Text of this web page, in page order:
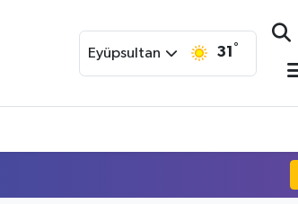
Eyüpsultan 31 °